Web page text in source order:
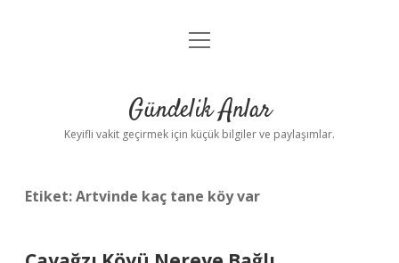
Anasayfa
Yasal Uyarı
menüyü
Gündelik Anlar
Keyifli vakit geçirmek için küçük bilgiler ve paylaşımlar.
Etiket:Artvinde kaç tane köy var